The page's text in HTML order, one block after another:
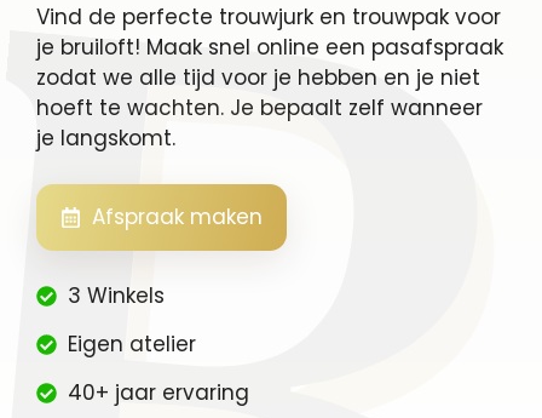
Vind de perfecte trouwjurk en trouwpak voor
je bruiloft! Maak snel online een pasafspraak
zodat we alle tijd voor je hebben en je niet
hoeft te wachten. Je bepaalt zelf wanneer
je langskomt.
Afspraak maken
3 Winkels
Eigen atelier
40+ jaar ervaring